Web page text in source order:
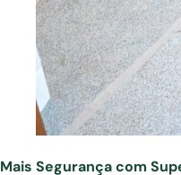
Mais Segurança com